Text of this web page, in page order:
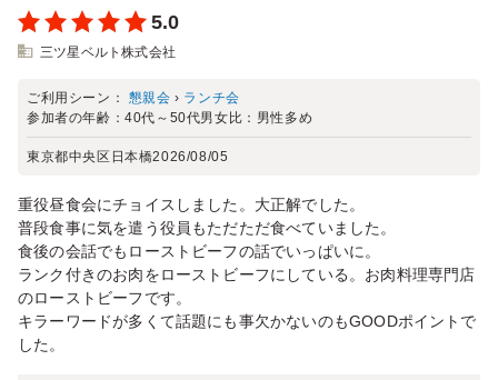
5.0
三ツ星ベルト株式会社
ご利用シーン： 懇親会 › ランチ会
参加者の年齢：40代～50代男女比： 男性多め
東京都中央区日本橋2026/08/05
重役昼食会にチョイスしました。大正解でした。
普段食事に気を遣う役員もただただ食べていました。
食後の会話でもローストビーフの話でいっぱいに。
ランク付きのお肉をローストビーフにしている。お肉料理専門店
のローストビーフです。
キラーワードが多くて話題にも事欠かないのもGOODポイントで
した。